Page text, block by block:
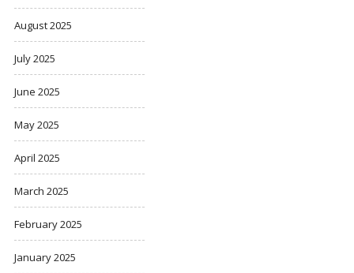
August 2025
July 2025
June 2025
May 2025
April 2025
March 2025
February 2025
January 2025